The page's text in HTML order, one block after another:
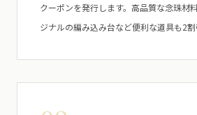
クーポンを発行します。高品質な念珠材
ジナルの編み込み台など便利な道具も2割